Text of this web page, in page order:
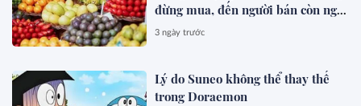
đừng mua, đến người bán còn ngại
ăn
3 ngày trước
Lý do Suneo không thể thay thế
trong Doraemon